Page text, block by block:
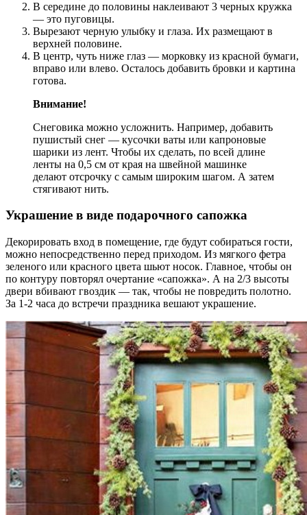
В середине до половины наклеивают 3 черных кружка
— это пуговицы.
Вырезают черную улыбку и глаза. Их размещают в
верхней половине.
В центр, чуть ниже глаз — морковку из красной бумаги,
вправо или влево. Осталось добавить бровки и картина
готова.
Внимание!
Снеговика можно усложнить. Например, добавить
пушистый снег — кусочки ваты или капроновые
шарики из лент. Чтобы их сделать, по всей длине
ленты на 0,5 см от края на швейной машинке
делают отсрочку с самым широким шагом. А затем
стягивают нить.
Украшение в виде подарочного сапожка
Декорировать вход в помещение, где будут собираться гости,
можно непосредственно перед приходом. Из мягкого фетра
зеленого или красного цвета шьют носок. Главное, чтобы он
по контуру повторял очертание «сапожка». А на 2/3 высоты
двери вбивают гвоздик — так, чтобы не повредить полотно.
За 1-2 часа до встречи праздника вешают украшение.